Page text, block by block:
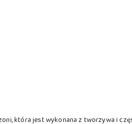
która jest wykonana z tworzywa i